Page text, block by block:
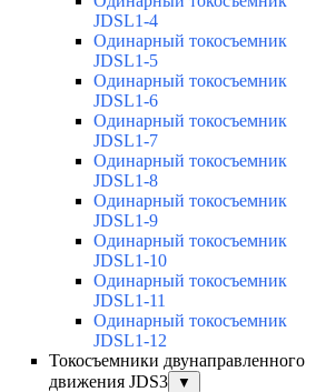
JDSL1-4
Одинарный токосъемник
JDSL1-5
Одинарный токосъемник
JDSL1-6
Одинарный токосъемник
JDSL1-7
Одинарный токосъемник
JDSL1-8
Одинарный токосъемник
JDSL1-9
Одинарный токосъемник
JDSL1-10
Одинарный токосъемник
JDSL1-11
Одинарный токосъемник
JDSL1-12
Токосъемники двунаправленного
движения JDS3
▼